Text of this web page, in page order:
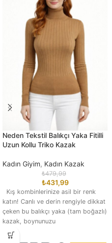
Neden Tekstil Balıkçı Yaka Fitilli
Uzun Kollu Triko Kazak
Kadın Giyim, Kadın Kazak
₺479,99
₺431,99
Kış kombinlerinize asil bir renk
katın! Canlı ve derin rengiyle dikkat
çeken bu balıkçı yaka (tam boğazlı)
kazak, boynunuzu